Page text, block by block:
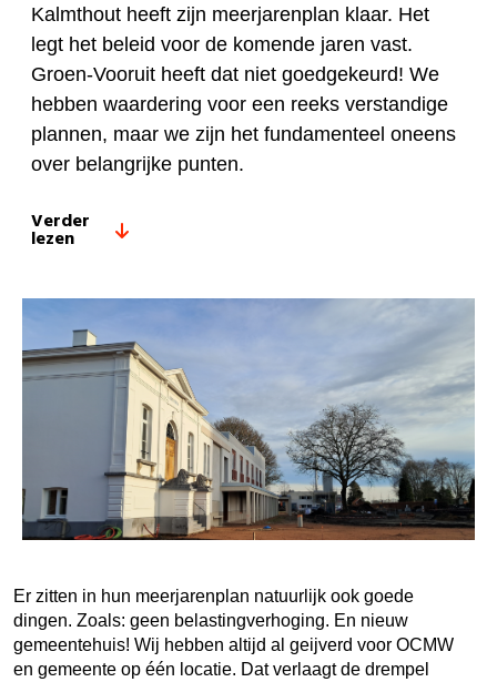
Kalmthout heeft zijn meerjarenplan klaar. Het
legt het beleid voor de komende jaren vast.
Groen-Vooruit heeft dat niet goedgekeurd! We
hebben waardering voor een reeks verstandige
plannen, maar we zijn het fundamenteel oneens
over belangrijke punten.
Verder
lezen
Er zitten in hun meerjarenplan natuurlijk ook goede
dingen. Zoals: geen belastingverhoging. En nieuw
gemeentehuis! Wij hebben altijd al geijverd voor OCMW
en gemeente op één locatie. Dat verlaagt de drempel